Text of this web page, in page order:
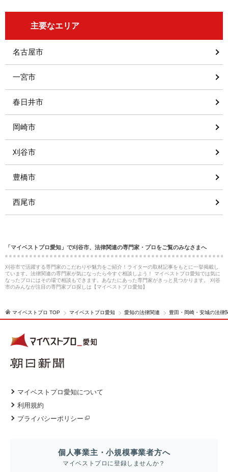
主要なエリア
名古屋市
一宮市
春日井市
岡崎市
刈谷市
豊橋市
西尾市
「マイベストプロ愛知」で刈谷市、法律関連の専門家・プロをご覧のみなさまへ
刈谷市で活躍する専門家のこだわりや魅力をご紹介！ライターの取材記事をもとに一挙掲載し
ています。法律関連の専門家が気になったら今すぐ相談しよう！ マイベストプロ愛知では気に
なったプロにはその場で相談もできます。あなたにあった専門家がきっと見つかります。 刈谷
市のみんなが注目の専門家プロ探しは【マイベストプロ愛知】
マイベストプロ TOP マイベストプロ愛知 愛知の法律関連 豊田・岡崎・安城の法律
マイベストプロ愛知について
利用規約
プライバシーポリシー
個人事業主・小規模事業者方へ
マイベストプロに登録しませんか？